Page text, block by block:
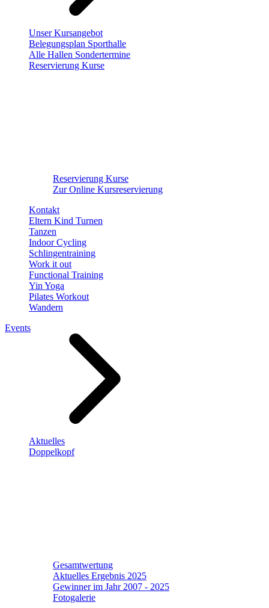
Unser Kursangebot
Belegungsplan Sporthalle
Alle Hallen Sondertermine
Reservierung Kurse
Reservierung Kurse
Zur Online Kursreservierung
Kontakt
Eltern Kind Turnen
Tanzen
Indoor Cycling
Schlingentraining
Work it out
Functional Training
Yin Yoga
Pilates Workout
Wandern
Events
Aktuelles
Doppelkopf
Gesamtwertung
Aktuelles Ergebnis 2025
Gewinner im Jahr 2007 - 2025
Fotogalerie